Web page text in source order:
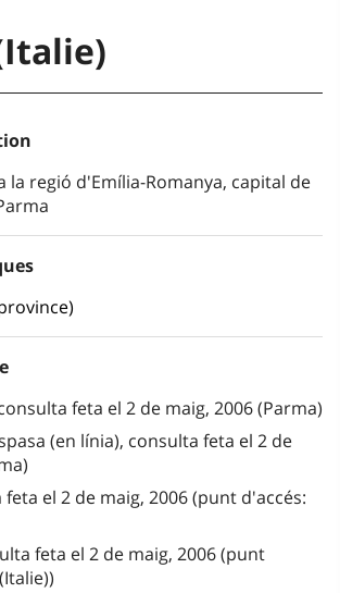
la regió d'Emília-Romanya, capital de
feta el 2 de maig, 2006 (Parma)
(en línia), consulta feta el 2 de
feta el 2 de maig, 2006 (punt d'accés:
feta el 2 de maig, 2006 (punt